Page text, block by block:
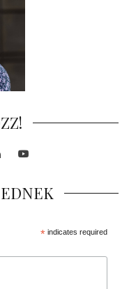
LinkedInYoutube
*indicates required